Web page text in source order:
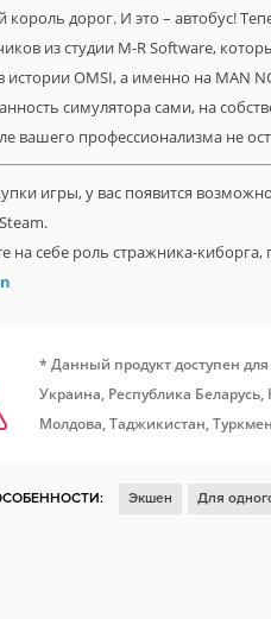
король дорог. И это – автобус!
из студии M-R Software,
истории OMSI, а именно на MAN
симулятора сами, на
вашего профессионализма не
игры, у вас появится
на себе роль стражника-
* Данный продукт доступен
Украина, Республика
Молдова, Таджикистан,
Экшен Для